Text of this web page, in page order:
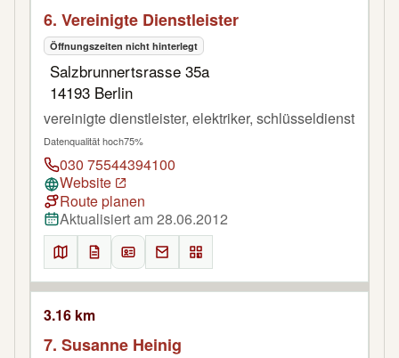
6. Vereinigte Dienstleister
Öffnungszeiten nicht hinterlegt
Salzbrunnertsrasse 35a
14193 Berlin
vereinigte dienstleister, elektriker, schlüsseldienst
Datenqualität hoch75%
030 75544394100
Website
Route planen
Aktualisiert am 28.06.2012
3.16 km
7. Susanne Heinig